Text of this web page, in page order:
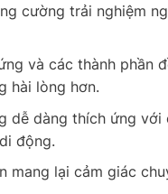
cường trải nghiệm
và các thành phần
hài lòng hơn.
dễ dàng thích ứng với
động.
mang lại cảm giác